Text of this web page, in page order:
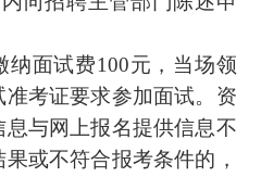
纳面试费100元，当场领
考证要求参加面试。资
与网上报名提供信息不
或不符合报考条件的，